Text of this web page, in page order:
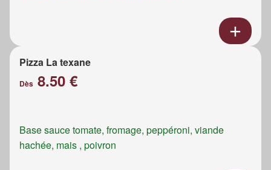
Pizza La texane
Dès 8.50 €
Base sauce tomate, fromage, peppéroni, viande
hachée, mais , poivron